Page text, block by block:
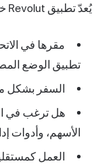
يُعدّ تطبيق Revolut خيارًا جيدًا كحساب أساسي للأشخاص الذين:
مقرها في
تطبيق الوضع
السفر بشكل
هل ترغب في
الأسهم، وأدوات
العمل